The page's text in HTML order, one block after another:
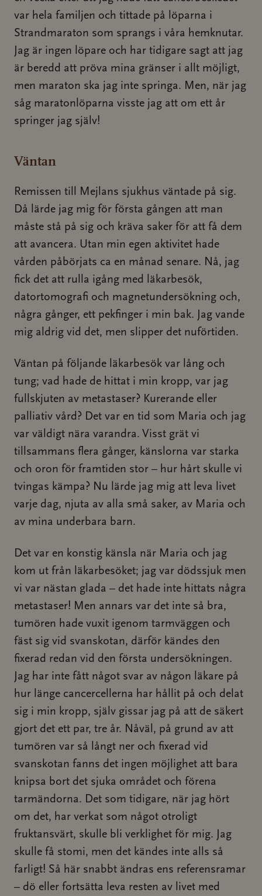
var hela familjen och tittade på löparna i
Strandmaraton som sprangs i våra hemknutar.
Jag är ingen löpare och har tidigare sagt att jag
är beredd att pröva mina gränser i allt möjligt,
men maraton ska jag inte springa. Men, när jag
såg maratonlöparna visste jag att om ett år
springer jag själv!
Väntan
Remissen till Mejlans sjukhus väntade på sig.
Då lärde jag mig för första gången att man
måste stå på sig och kräva saker för att få dem
att avancera. Utan min egen aktivitet hade
vården påbörjats ca en månad senare. Nå, jag
fick det att rulla igång med läkarbesök,
datortomografi och magnetundersökning och,
några gånger, ett pekfinger i min bak. Jag vande
mig aldrig vid det, men slipper det nuförtiden.
Väntan på följande läkarbesök var lång och
tung; vad hade de hittat i min kropp, var jag
fullskjuten av metastaser? Kurerande eller
palliativ vård? Det var en tid som Maria och jag
var väldigt nära varandra. Visst grät vi
tillsammans flera gånger, känslorna var starka
och oron för framtiden stor – hur hårt skulle vi
tvingas kämpa? Nu lärde jag mig att leva livet
varje dag, njuta av alla små saker, av Maria och
av mina underbara barn.
Det var en konstig känsla när Maria och jag
kom ut från läkarbesöket; jag var dödssjuk men
vi var nästan glada – det hade inte hittats några
metastaser! Men annars var det inte så bra,
tumören hade vuxit igenom tarmväggen och
fäst sig vid svanskotan, därför kändes den
fixerad redan vid den första undersökningen.
Jag har inte fått något svar av någon läkare på
hur länge cancercellerna har hållit på och delat
sig i min kropp, själv gissar jag på att de säkert
gjort det ett par, tre år. Nåväl, på grund av att
tumören var så långt ner och fixerad vid
svanskotan fanns det ingen möjlighet att bara
knipsa bort det sjuka området och förena
tarmändorna. Det som tidigare, när jag hört
om det, har verkat som något otroligt
fruktansvärt, skulle bli verklighet för mig. Jag
skulle få stomi, men det kändes inte alls så
farligt! Så här snabbt ändras ens referensramar
– dö eller fortsätta leva resten av livet med